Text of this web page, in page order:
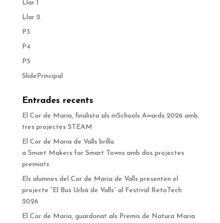
Llar 1
Llar 2
P3
P4
P5
SlidePrincipal
Entrades recents
El Cor de Maria, finalista als mSchools Awards 2026 amb
tres projectes STEAM
El Cor de Maria de Valls brilla
a Smart Makers for Smart Towns amb dos projectes
premiats
Els alumnes del Cor de Maria de Valls presenten el
projecte “El Bus Urbà de Valls” al Festival RetoTech
2026
El Cor de Maria, guardonat als Premis de Natura Maria